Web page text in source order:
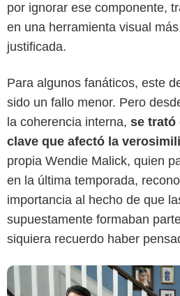
por ignorar ese componente,
en una herramienta visual
justificada.
Para algunos fanáticos, este
sido un fallo menor. Pero
la coherencia interna, se trató
clave que afectó la
propia Wendie Malick, quien
en la última temporada,
importancia al hecho de que
supuestamente formaban
siquiera recuerdo haber